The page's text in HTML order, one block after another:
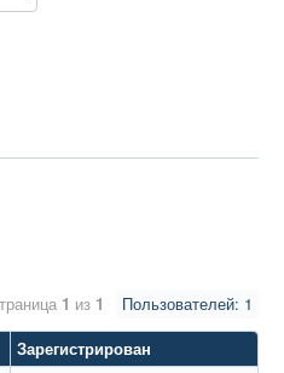
Пользователей: 1
1 из 1
Зарегистрирован